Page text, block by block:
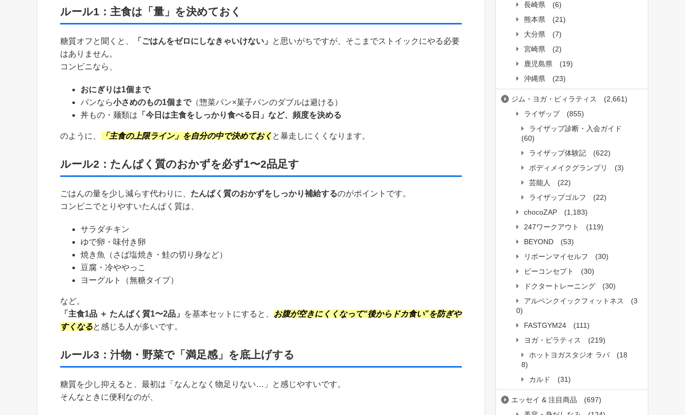
ルール1：主食は「量」を決めておく
糖質オフと聞くと、 「ごはんをゼロにしなきゃいけない」
と思いがちですが、そこまでストイックにやる必要
はありません。
コンビニなら、
おにぎりは1個まで
パンなら小さめのもの1個まで（惣菜パン×菓子パンのダブルは避ける）
丼もの・麺類は 「今日は主食をしっかり食べる日」など、頻度を決める
のように、 「主食の上限ライン」を自分の中で決めておく と暴走しにくくなります。
ルール2：たんぱく質のおかずを必ず1〜2品足す
ごはんの量を少し減らす代わりに、 たんぱく質のおかずをしっかり補給するのがポイントです。
コンビニでとりやすいたんぱく質は、
サラダチキン
ゆで卵・味付き卵
焼き魚（さば塩焼き・鮭の切り身など）
豆腐・冷ややっこ
ヨーグルト（無糖タイプ）
など。
「主食1品 ＋ たんぱく質1〜2品」
を基本セットにすると、 お腹が空きにくくなって“後からドカ食い”を防ぎや
すくなると感じる人が多いです。
ルール3：汁物・野菜で「満足感」を底上げする
糖質を少し抑えると、最初は「なんとなく物足りない…」と感じやすいです。
そんなときに便利なのが、
長崎県
(6)
熊本県
(21)
大分県
(7)
宮崎県
(2)
鹿児島県
(19)
沖縄県
(23)
ジム・ヨガ・ピィラティス
(2,661)
ライザップ
(855)
ライザップ診断・入会ガイド
(60)
ライザップ体験記
(622)
ボディメイクグランプリ
(3)
芸能人
(22)
ライザップゴルフ
(22)
chocoZAP
(1,183)
247ワークアウト
(119)
BEYOND
(53)
リボーンマイセルフ
(30)
ビーコンセプト
(30)
ドクタートレーニング
(30)
アルペンクイックフィットネス
(3
0)
FASTGYM24
(111)
ヨガ・ピラティス
(219)
ホットヨガスタジオ ラバ
(18
8)
カルド
(31)
エッセイ & 注目商品
(697)